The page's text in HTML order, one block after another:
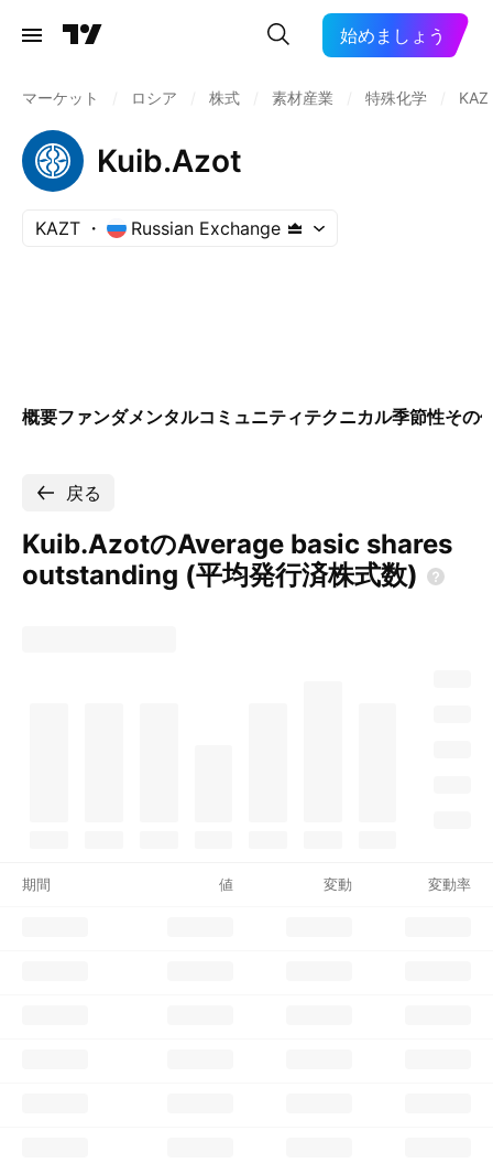
始めましょう
マーケット ロシア 株式 素材産業 特殊化学
Kuib.Azot
KAZT Russian Exchange
概要ファンダメンタルコミュニティテクニカル季節性その
戻る
Kuib.AzotのAverage basic shares
outstanding (平均発行済株式数)
期間 値 変動 変動率